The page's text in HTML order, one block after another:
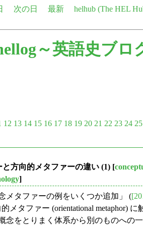
次の日 最新 helhub (The HEL
～英語史ブロ
12 13 14 15 16 17 18 19 20 21 22 23 24 25
と方向的メタファーの違い (1) [
]
メタファーの例をいくつか追加」 (
的メタファー (orientational metaphor)
念をとりまく体系から別のものへの